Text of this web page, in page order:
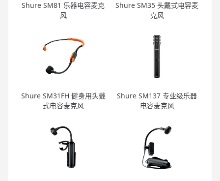
Shure SM81 乐器电容麦克
风
Shure SM35 头戴式电容麦
克风
Shure SM31FH 健身用头戴
式电容麦克风
Shure SM137 专业级乐器
电容麦克风